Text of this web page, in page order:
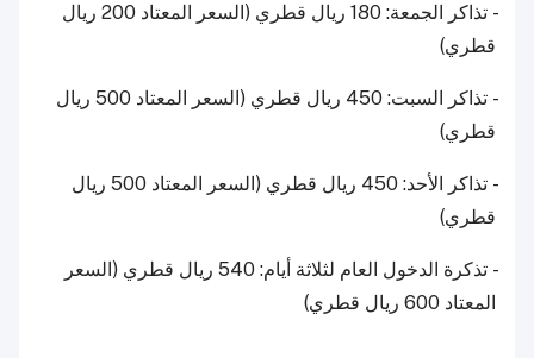
- تذاكر الجمعة: 180 ريال قطري (السعر المعتاد 200 ريال
قطري)
- تذاكر السبت: 450 ريال قطري (السعر المعتاد 500 ريال
قطري)
- تذاكر الأحد: 450 ريال قطري (السعر المعتاد 500 ريال
قطري)
- تذكرة الدخول العام لثلاثة أيام: 540 ريال قطري (السعر
المعتاد 600 ريال قطري)